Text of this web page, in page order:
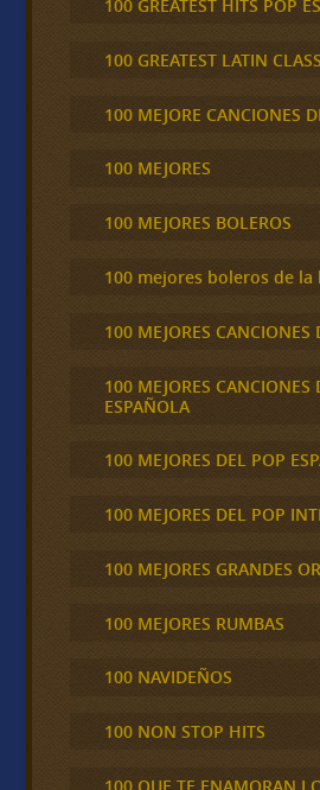
100 GREATEST HITS POP
100 GREATEST LATIN
100 MEJORE CANCIONES
100 MEJORES
100 MEJORES BOLEROS
100 mejores boleros de
100 MEJORES CANCIONES
100 MEJORES CANCIONES
ESPAÑOLA
100 MEJORES DEL POP
100 MEJORES DEL POP
100 MEJORES GRANDES
100 MEJORES RUMBAS
100 NAVIDEÑOS
100 NON STOP HITS